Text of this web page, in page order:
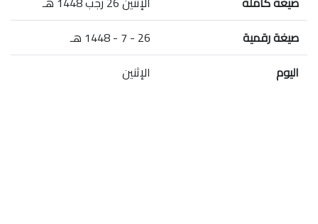
صيغة رقمية
26 - 7 - 1448 هـ
اليوم
الإثنين